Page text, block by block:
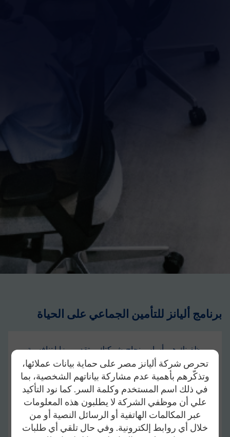
برنامج أليانز للتأمين الجماعي على الحياة
موظفينك هم أساس نجاح شركتك، وتقديم مزايا تنافسية
هو المفتاح لجذب أفضل الكفاءات والاحتفاظ بها! مع برنامج
التأمين الجماعي على الحياةمن أليانز، يمكنك منح فريقك
راحة البال من خلال تغطية تحمي دخلهم وتدعم عائلاتهم
في الأوقات الصعبة. تتميز خططنا بالمرونة وإمكانية
تخصيص لتناسب احتياجات شركتك وفئات الموظفين
المختلفة.
تحرص شركة أليانز مصر على حماية بيانات عملائها،
وتذكّرهم بأهمية عدم مشاركة بياناتهم الشخصية، بما
في ذلك اسم المستخدم وكلمة السر. كما نود التأكيد
علي أن موظفي الشركة لا يطلبون هذه المعلومات
عبر المكالمات الهاتفية أو الرسائل النصية أو من
خلال أي روابط إلكترونية. وفي حال تلقي أي طلبات